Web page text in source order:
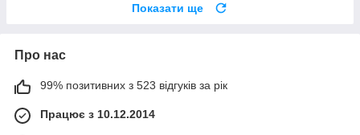
Показати ще
Про нас
99% позитивних з 523 відгуків за рік
Працює з 10.12.2014